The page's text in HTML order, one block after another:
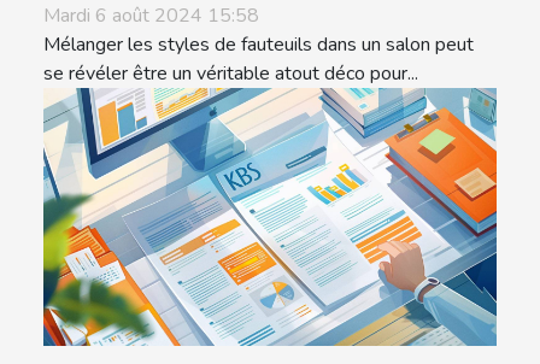
Mardi 6 août 2024 15:58
Mélanger les styles de fauteuils dans un salon peut
se révéler être un véritable atout déco pour...